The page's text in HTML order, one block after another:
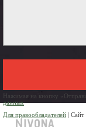
Нажимая на кнопку
данных
Для правообладателей | Сайт